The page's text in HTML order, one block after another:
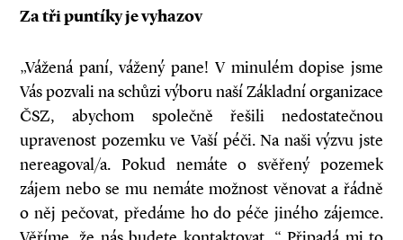
Za tři puntíky je vyhazov
„Vážená paní, vážený pane! V minulém dopise jsme
Vás pozvali na schůzi výboru naší Základní organizace
ČSZ, abychom společně řešili nedostatečnou
upravenost pozemku ve Vaší péči. Na naši výzvu jste
nereagoval/a. Pokud nemáte o svěřený pozemek
zájem nebo se mu nemáte možnost věnovat a řádně
o něj pečovat, předáme ho do péče jiného zájemce.